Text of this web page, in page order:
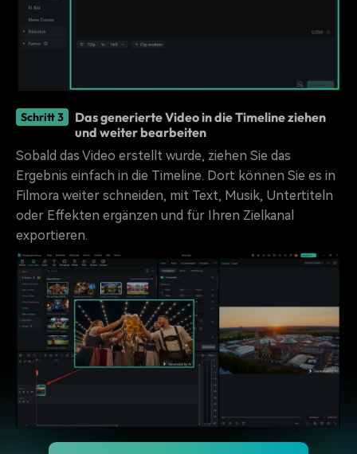
Schritt 3
Das generierte Video in die Timeline ziehen
und weiter bearbeiten
Sobald das Video erstellt wurde, ziehen Sie das
Ergebnis einfach in die Timeline. Dort können Sie es in
Filmora weiter schneiden, mit Text, Musik, Untertiteln
oder Effekten ergänzen und für Ihren Zielkanal
exportieren.